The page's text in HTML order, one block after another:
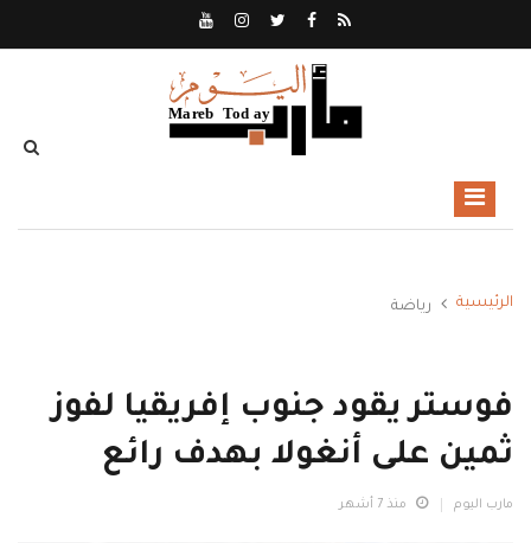
الرئيسية رياضة
فوستر يقود جنوب إفريقيا لفوز
ثمين على أنغولا بهدف رائع
مارب اليوم منذ 7 أشهر